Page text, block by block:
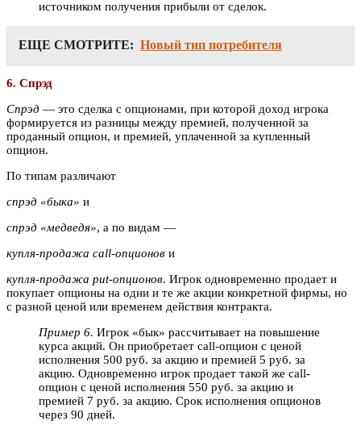
источником получения прибыли от сделок.
ЕЩЕ СМОТРИТЕ: Новый тип потребителя
6. Спрэд
Спрэд — это сделка с опционами, при которой доход игрока
формируется из разницы между премией, полученной за
проданный опцион, и премией, уплаченной за купленный
опцион.
По типам различают
спрэд «быка» и
спрэд «медведя», а по видам —
купля-продажа call-опционов и
купля-продажа put-опционов. Игрок одновременно продает и
покупает опционы на одни и те же акции конкретной фирмы, но
с разной ценой или временем действия контракта.
Пример 6. Игрок «бык» рассчитывает на повышение
курса акций. Он приобретает call-опцион с ценой
исполнения 500 руб. за акцию и премией 5 руб. за
акцию. Одновременно игрок продает такой же call-
опцион с ценой исполнения 550 руб. за акцию и
премией 7 руб. за акцию. Срок исполнения опционов
через 90 дней.